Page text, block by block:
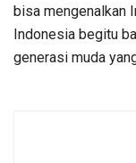
bisa mengenalkan
Indonesia begitu
generasi muda